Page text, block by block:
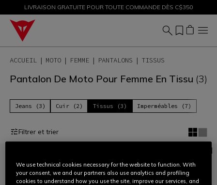
SOLDES JUSQU'À-50 % – ACHETEZ MAINTENANT
LIVRAISON GRATUITE POUR TOUTE COMMANDE DÈS C$350
ACCUEIL MOTO FEMME PANTALONS TISSUS
Pantalon De Moto Pour Femme En Tissu (3)
Jeans (3) Cuir (2) Tissus (3) Imperméables (7)
Filtrer et trier
We use technical cookies necessary for the website to function. With
your consent, we and our partners also use analytics and profiling
cookies to understand how you use the site, improve our services, and